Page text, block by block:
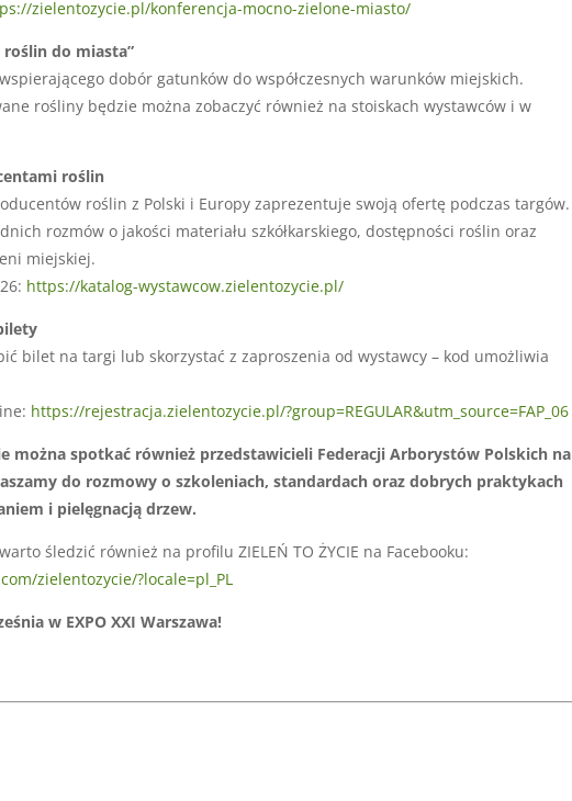
zielentozycie.pl/konferencja-mocno-zielone-miasto/
roślin do miasta”
dobór gatunków do współczesnych warunków miejskich.
rośliny będzie można zobaczyć również na stoiskach wystawców i w
roślin
roślin z Polski i Europy zaprezentuje swoją ofertę podczas targów.
rozmów o jakości materiału szkółkarskiego, dostępności roślin oraz
miejskiej.
https://katalog-wystawcow.zielentozycie.pl/
bilet na targi lub skorzystać z zaproszenia od wystawcy – kod umożliwia
https://rejestracja.zielentozycie.pl/?group=REGULAR&utm_source=FAP_06
można spotkać również przedstawicieli Federacji Arborystów Polskich na
do rozmowy o szkoleniach, standardach oraz dobrych praktykach
i pielęgnacją drzew.
śledzić również na profilu ZIELEŃ TO ŻYCIE na Facebooku:
zielentozycie/?locale=pl_PL
w EXPO XXI Warszawa!